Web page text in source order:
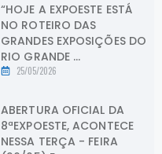
“HOJE A EXPOESTE ESTÁ
NO ROTEIRO DAS
GRANDES EXPOSIÇÕES DO
RIO GRANDE ...
25/05/2026
ABERTURA OFICIAL DA
8ªEXPOESTE, ACONTECE
NESSA TERÇA - FEIRA